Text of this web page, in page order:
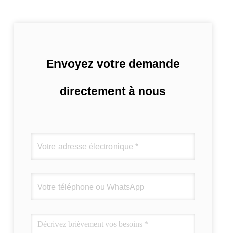
Envoyez votre demande
directement à nous